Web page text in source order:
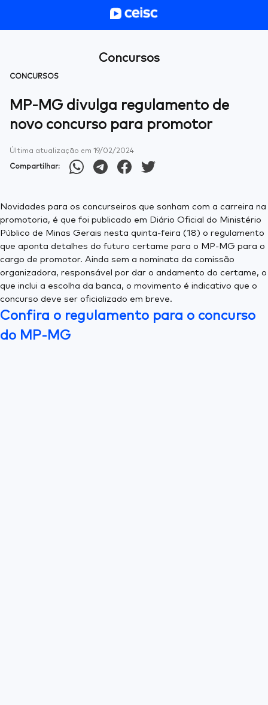
Concursos
CONCURSOS
MP-MG divulga regulamento de
novo concurso para promotor
Última atualização em 19/02/2024
Compartilhar:
Novidades para os concurseiros que sonham com a carreira na
promotoria, é que foi publicado em Diário Oficial do Ministério
Público de Minas Gerais nesta quinta-feira (18) o regulamento
que aponta detalhes do futuro certame para o MP-MG para o
cargo de promotor. Ainda sem a nominata da comissão
organizadora, responsável por dar o andamento do certame, o
que inclui a escolha da banca, o movimento é indicativo que o
concurso deve ser oficializado em breve.
Confira o regulamento para o concurso
do MP-MG